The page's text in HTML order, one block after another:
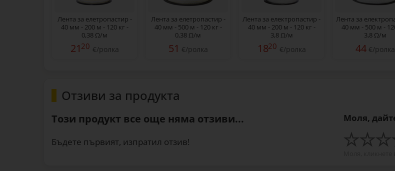
Лента за елетропастир -
40 мм - 200 м - 120 кг -
0,38 Ω/м
21 20 €/ролка
Лента за елетропастир -
40 мм - 500 м - 120 кг -
0,38 Ω/м
51 €/ролка
Лента за електропастир -
40 мм - 200 м - 120 кг -
3,8 Ω/м
1820 €/ролка
Лента за
40 мм - 500 м -
3,8 Ω/м
44€/ролка
Отзиви за продукта
Този продукт все още няма отзиви...
Бъдете първият, изпратил отзив!
Моля,